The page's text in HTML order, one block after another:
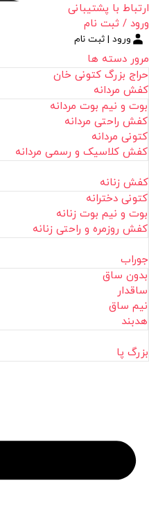
ارتباط با پشتیبانی
ورود / ثبت نام
ورود | ثبت نام
مرور دسته ها
حراج بزرگ کتونی خان
کفش مردانه
بوت و نیم بوت مردانه
کفش راحتی مردانه
کتونی مردانه
کفش کلاسیک و رسمی مردانه
کفش زنانه
کتونی دخترانه
بوت و نیم بوت زنانه
کفش روزمره و راحتی زنانه
جوراب
بدون ساق
ساقدار
نیم ساق
هدبند
بزرگ پا